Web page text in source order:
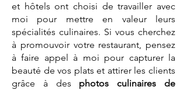
et hôtels ont choisi de travailler avec
moi pour mettre en valeur leurs
spécialités culinaires. Si vous cherchez
à promouvoir votre restaurant, pensez
à faire appel à moi pour capturer la
beauté de vos plats et attirer les clients
grâce à des photos culinaires de